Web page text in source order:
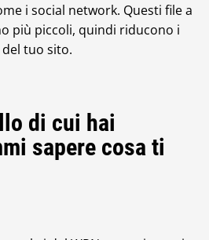
i social network. Questi file a
più piccoli, quindi riducono i
tuo sito.
di cui hai
sapere cosa ti